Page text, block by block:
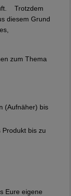
Trotzdem
diesem Grund
zum Thema
(Aufnäher) bis
bis zu
Eure eigene